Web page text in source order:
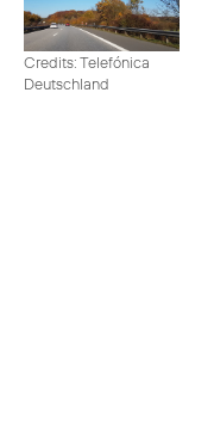
Credits: Telefónica
Deutschland